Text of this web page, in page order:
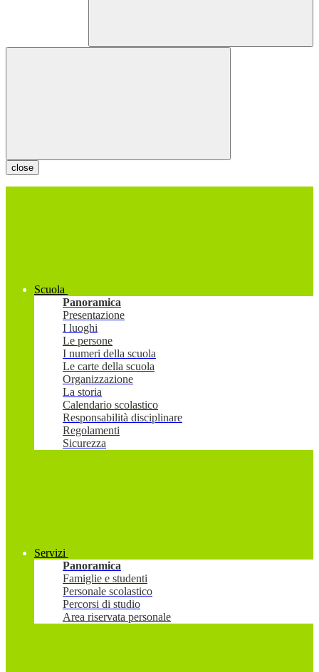
close
Scuola
Panoramica
Presentazione
I luoghi
Le persone
I numeri della scuola
Le carte della scuola
Organizzazione
La storia
Calendario scolastico
Responsabilità disciplinare
Regolamenti
Sicurezza
Servizi
Panoramica
Famiglie e studenti
Personale scolastico
Percorsi di studio
Area riservata personale